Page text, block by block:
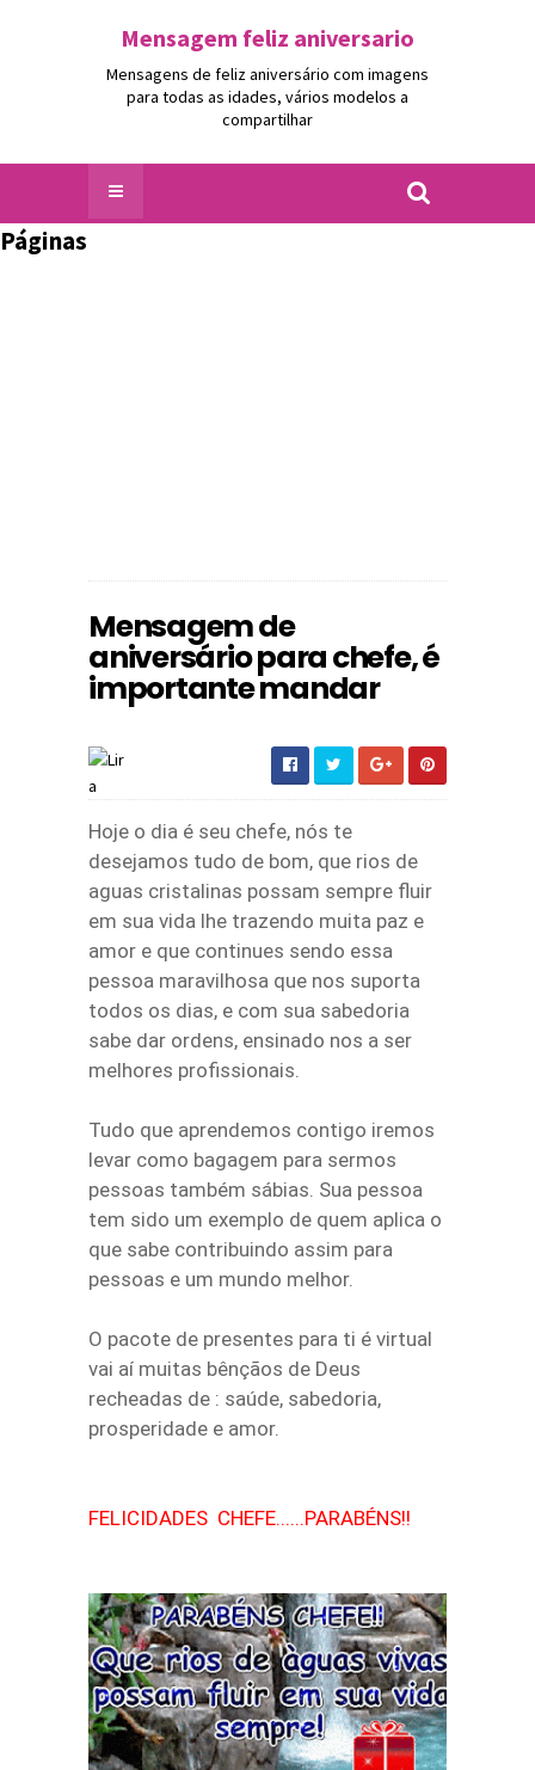
Mensagem feliz aniversario
Mensagens de feliz aniversário com imagens
para todas as idades, vários modelos a
compartilhar
Páginas
Mensagem de
aniversário para chefe, é
importante mandar
Hoje o dia é seu chefe, nós te
desejamos tudo de bom, que rios de
aguas cristalinas possam sempre fluir
em sua vida lhe trazendo muita paz e
amor e que continues sendo essa
pessoa maravilhosa que nos suporta
todos os dias, e com sua sabedoria
sabe dar ordens, ensinado nos a ser
melhores profissionais.
Tudo que aprendemos contigo iremos
levar como bagagem para sermos
pessoas também sábias. Sua pessoa
tem sido um exemplo de quem aplica o
que sabe contribuindo assim para
pessoas e um mundo melhor.
O pacote de presentes para ti é virtual
vai aí muitas bênçãos de Deus
recheadas de : saúde, sabedoria,
prosperidade e amor.
FELICIDADES CHEFE......PARABÉNS!!